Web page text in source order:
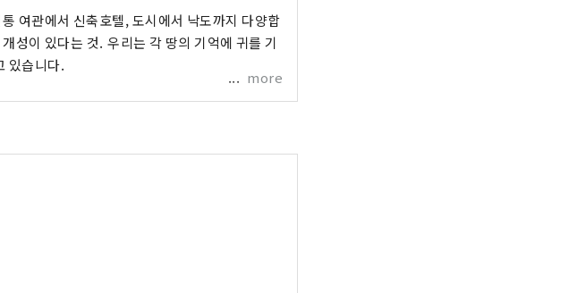
여관에서 신축호텔, ​​도시에서 낙도까지 다양합
성이 있다는 것. 우리는 각 땅의 기억에 귀를 기
있습니다.
more